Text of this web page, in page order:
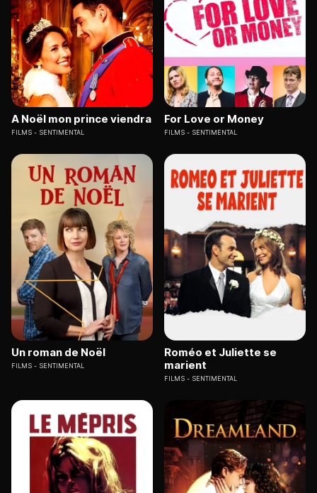
A Noël mon prince viendra
FILMS SENTIMENTAL
For Love or Money
FILMS SENTIMENTAL
Un roman de Noël
FILMS SENTIMENTAL
Roméo et Juliette se
marient
FILMS SENTIMENTAL